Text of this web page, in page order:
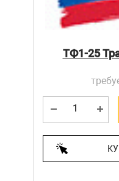
ТФ1-25